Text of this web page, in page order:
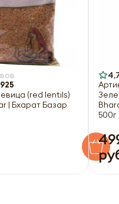
(red lentils)
| Бхарат Базар
500г